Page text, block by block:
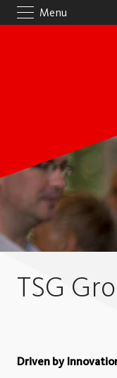
Menu
TSG
Driven by